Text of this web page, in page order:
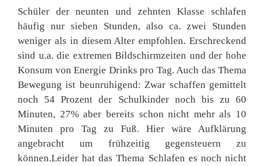
Schüler der neunten und zehnten Klasse schlafen
häufig nur sieben Stunden, also ca. zwei Stunden
weniger als in diesem Alter empfohlen. Erschreckend
sind u.a. die extremen Bildschirmzeiten und der hohe
Konsum von Energie Drinks pro Tag. Auch das Thema
Bewegung ist beunruhigend: Zwar schaffen gemittelt
noch 54 Prozent der Schulkinder noch bis zu 60
Minuten, 27% aber bereits schon nicht mehr als 10
Minuten pro Tag zu Fuß. Hier wäre Aufklärung
angebracht um frühzeitig gegensteuern zu
können.Leider hat das Thema Schlafen es noch nicht